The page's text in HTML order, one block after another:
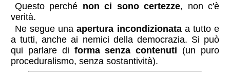
Questo perché non ci sono certezze, non c'è
verità.
Ne segue unaapertura incondizionataa tutto e
a tutti, anche ai nemici della democrazia. Si può
qui parlare di forma senza contenuti (un puro
proceduralismo, senza sostantività).